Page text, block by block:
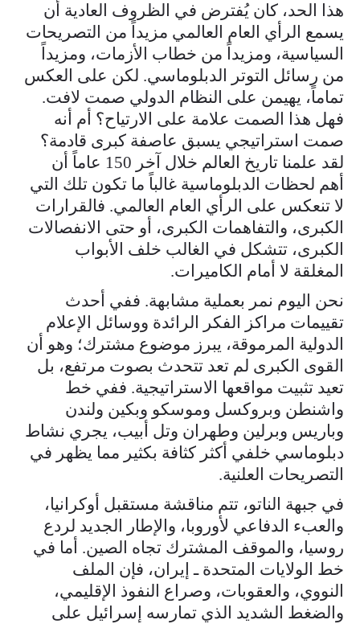
هذا الحد، كان يُفترض في الظروف العادية أن
يسمع الرأي العام العالمي مزيداً من التصريحات
السياسية، ومزيداً من خطاب الأزمات، ومزيداً
من رسائل التوتر الدبلوماسي. لكن على العكس
تماماً، يهيمن على النظام الدولي صمت لافت.
فهل هذا الصمت علامة على الارتياح؟ أم أنه
صمت استراتيجي يسبق عاصفة كبرى قادمة؟
لقد علمنا تاريخ العالم خلال آخر 150 عاماً أن
أهم لحظات الدبلوماسية غالباً ما تكون تلك التي
لا تنعكس على الرأي العام العالمي. فالقرارات
الكبرى، والتفاهمات الكبرى، أو حتى الانفصالات
الكبرى، تتشكل في الغالب خلف الأبواب
المغلقة لا أمام الكاميرات.
نحن اليوم نمر بعملية مشابهة. ففي أحدث
تقييمات مراكز الفكر الرائدة ووسائل الإعلام
الدولية المرموقة، يبرز موضوع مشترك؛ وهو أن
القوى الكبرى لم تعد تتحدث بصوت مرتفع، بل
تعيد تثبيت مواقعها الاستراتيجية. ففي خط
واشنطن وبروكسل وموسكو وبكين ولندن
وباريس وبرلين وطهران وتل أبيب، يجري نشاط
دبلوماسي خلفي أكثر كثافة بكثير مما يظهر في
التصريحات العلنية.
في جبهة الناتو، تتم مناقشة مستقبل أوكرانيا،
والعبء الدفاعي لأوروبا، والإطار الجديد لردع
روسيا، والموقف المشترك تجاه الصين. أما في
خط الولايات المتحدة ـ إيران، فإن الملف
النووي، والعقوبات، وصراع النفوذ الإقليمي،
والضغط الشديد الذي تمارسه إسرائيل على